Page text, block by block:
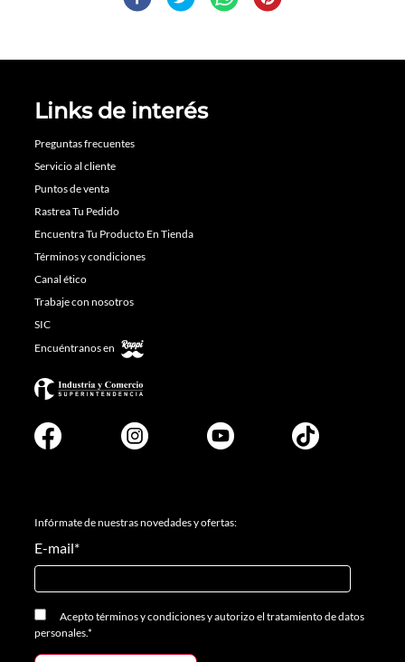
Links de interés
Preguntas frecuentes
Servicio al cliente
Puntos de venta
Rastrea Tu Pedido
Encuentra Tu Producto En Tienda
Términos y condiciones
Canal ético
Trabaje con nosotros
SIC
Encuéntranos en
Infórmate de nuestras novedades y ofertas:
E-mail*
Aceptotérminos y condicionesyautorizo el tratamiento de datos
personales.*